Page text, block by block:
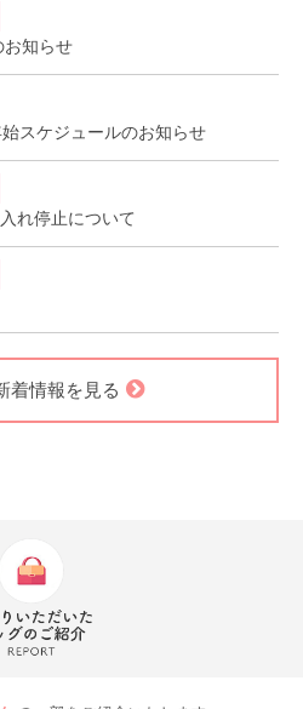
お知らせ
スケジュールのお知らせ
れ停止について
着情報を見る